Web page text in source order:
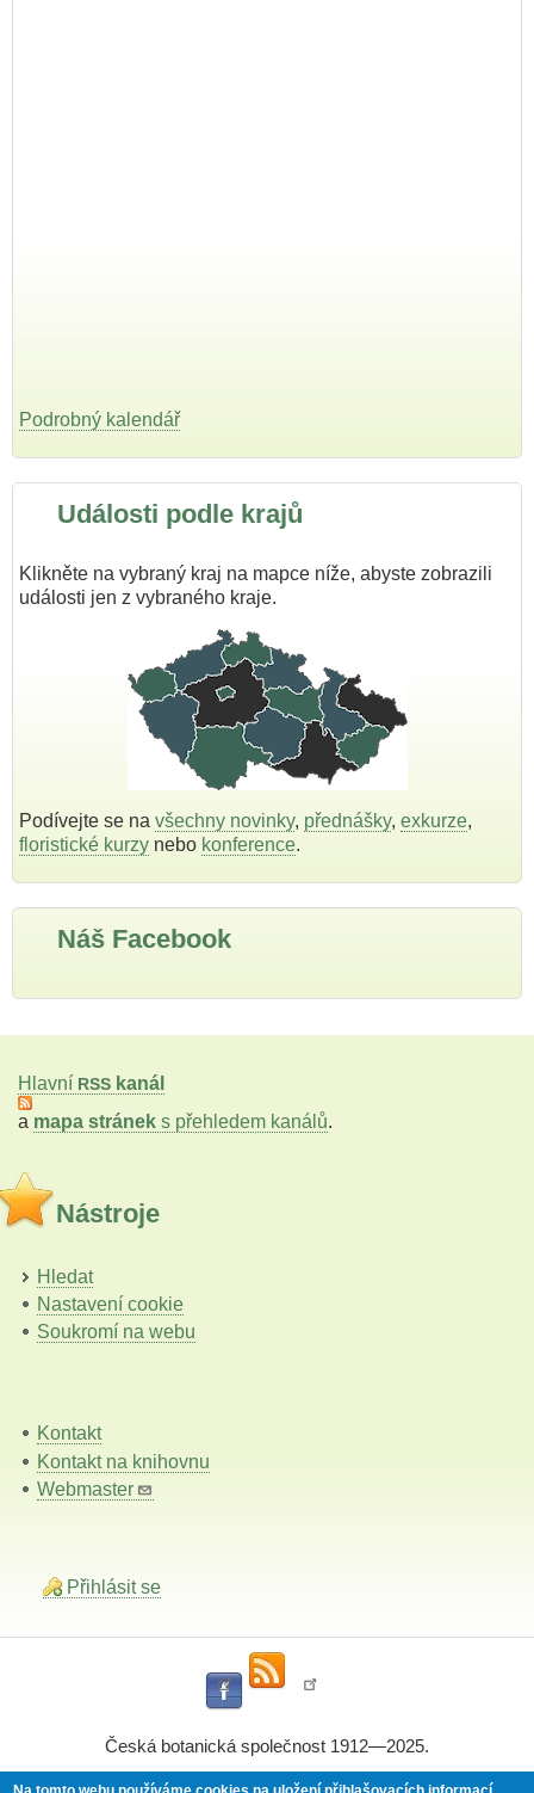
Podrobný kalendář
Události podle krajů
Klikněte na vybraný kraj na mapce níže, abyste zobrazili
události jen z vybraného kraje.
Podívejte se na všechny novinky, přednášky, exkurze,
floristické kurzy nebo konference.
Náš Facebook
Hlavní RSS kanál
a mapa stránek s přehledem kanálů.
Nástroje
Hledat
Nastavení cookie
Soukromí na webu
Kontakt
Kontakt na knihovnu
Webmaster
Přihlásit se
Česká botanická společnost 1912—2025.